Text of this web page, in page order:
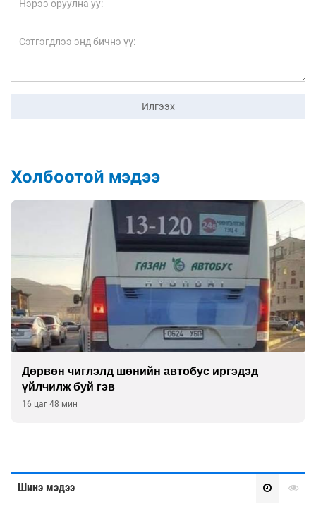
Илгээх
Холбоотой мэдээ
Дөрвөн чиглэлд шөнийн автобус иргэдэд
үйлчилж буй гэв
16 цаг 48 мин
Шинэ мэдээ